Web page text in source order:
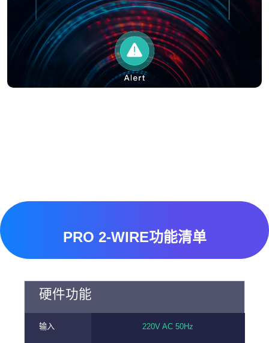
PRO 2-WIRE功能清单
硬件功能
输入 220V AC 50Hz